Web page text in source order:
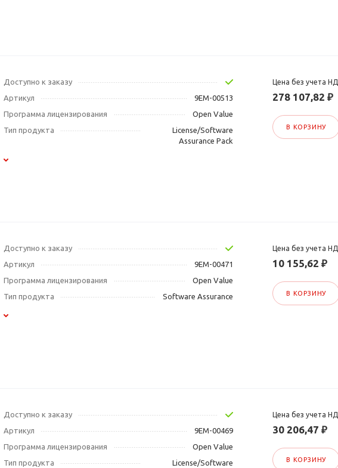
Доступно к заказу
Артикул
9EM-00513
Программа лицензирования
Open Value
Тип продукта
License/Software
Assurance Pack
Цена без учета
278 107,82 ₽
В КОРЗИНУ
Доступно к заказу
Артикул
9EM-00471
Программа лицензирования
Open Value
Тип продукта
Software Assurance
Цена без учета
10 155,62 ₽
В КОРЗИНУ
Доступно к заказу
Артикул
9EM-00469
Программа лицензирования
Open Value
Тип продукта
License/Software
Цена без учета
30 206,47 ₽
В КОРЗИНУ